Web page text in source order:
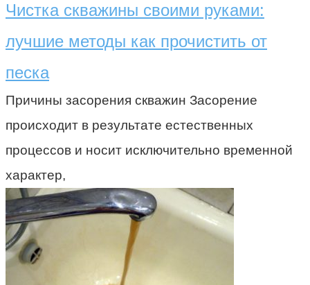
Чистка скважины своими руками:
лучшие методы как прочистить от
песка
Причины засорения скважин Засорение
происходит в результате естественных
процессов и носит исключительно временной
характер,